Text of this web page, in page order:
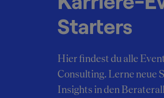
Starters
Hier findest du alle
Consulting. Lerne neue
Insights in den